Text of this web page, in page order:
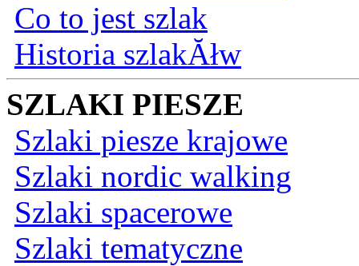
Co to jest szlak
Historia szlakĂłw
SZLAKI PIESZE
Szlaki piesze krajowe
Szlaki nordic walking
Szlaki spacerowe
Szlaki tematyczne